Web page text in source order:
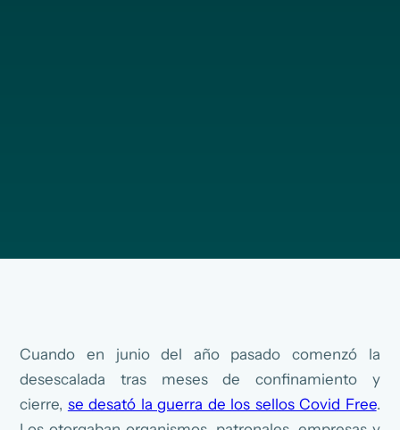
Cuando en junio del año pasado comenzó la
desescalada tras meses de confinamiento y
cierre, se desató la guerra de los sellos Covid Free.